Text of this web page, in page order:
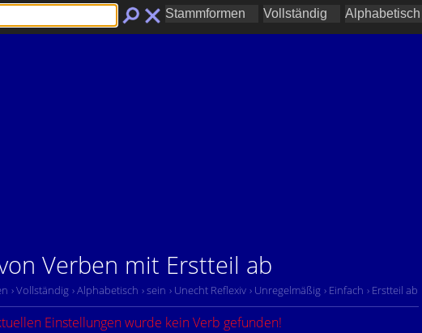
Verben mit Erstteil ab
› Vollständig › Alphabetisch › sein › Unecht Reflexiv › Unregelmäßig › Einfach › Erstteil ab
Einstellungen wurde kein Verb gefunden!